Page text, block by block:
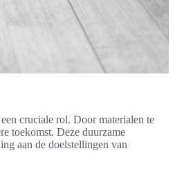
cruciale rol. Door materialen te
toekomst. Deze duurzame
aan de doelstellingen van